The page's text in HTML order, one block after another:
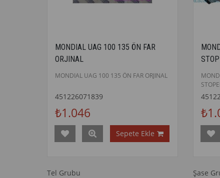
MONDIAL UAG 100 135 ÖN FAR
ORJINAL
MONDIAL UAG 100 135 ÖN FAR ORJINAL
451226071839
₺1.046
Sepete Ekle
Tel Grubu Şase